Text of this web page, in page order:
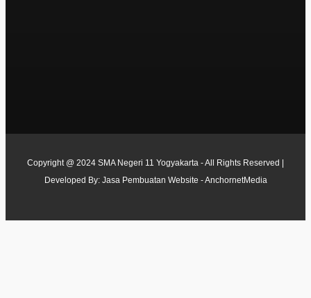
Copyright @ 2024 SMA Negeri 11 Yogyakarta - All Rights Reserved |
Developed By: Jasa Pembuatan Website - AnchornetMedia